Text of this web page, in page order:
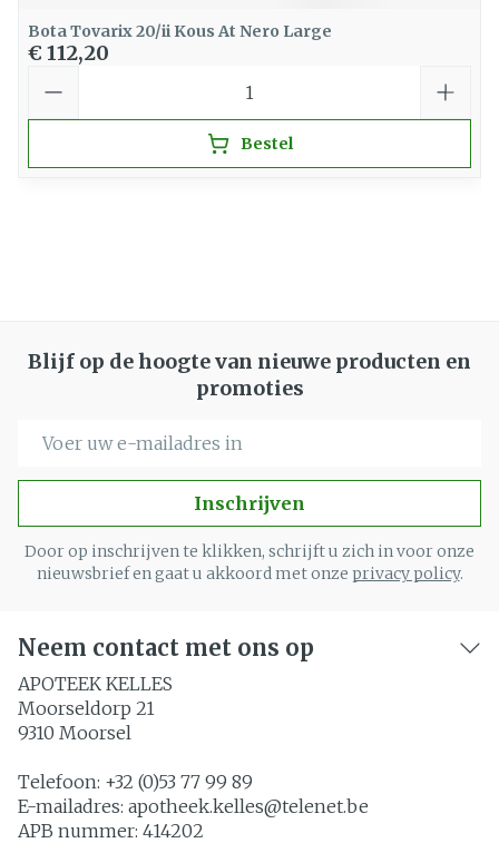
Bota Tovarix 20/ii Kous At Nero Large
€ 112,20
Bestel
Blijf op de hoogte van nieuwe producten en
promoties
Inschrijven
Door op inschrijven te klikken, schrijft u zich in voor onze
nieuwsbrief en gaat u akkoord met onze privacy policy.
Neem contact met ons op
APOTEEK KELLES
Moorseldorp 21
9310 Moorsel
Telefoon: +32 (0)53 77 99 89
E-mailadres: apotheek.kelles@telenet.be
APB nummer: 414202